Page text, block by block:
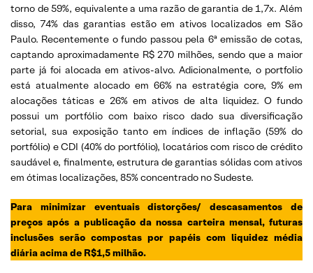
torno de 59%, equivalente a uma razão de garantia de 1,7x. Além
disso, 74% das garantias estão em ativos localizados em São
Paulo. Recentemente o fundo passou pela 6ª emissão de cotas,
captando aproximadamente R$ 270 milhões, sendo que a maior
parte já foi alocada em ativos-alvo. Adicionalmente, o portfolio
está atualmente alocado em 66% na estratégia core, 9% em
alocações táticas e 26% em ativos de alta liquidez. O fundo
possui um portfólio com baixo risco dado sua diversificação
setorial, sua exposição tanto em índices de inflação (59% do
portfólio) e CDI (40% do portfólio), locatários com risco de crédito
saudável e, finalmente, estrutura de garantias sólidas com ativos
em ótimas localizações, 85% concentrado no Sudeste.
Para minimizar eventuais distorções/ descasamentos de
preços após a publicação da nossa carteira mensal, futuras
inclusões serão compostas por papéis com liquidez média
diária acima de R$1,5 milhão.